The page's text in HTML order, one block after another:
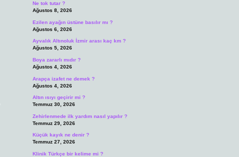
Ne tok tutar ?
Ağustos 8, 2026
Ezilen ayağın üstüne basılır mı ?
Ağustos 6, 2026
Ayvalık Altınoluk İzmir arası kaç km ?
Ağustos 5, 2026
Boya zararlı mıdır ?
Ağustos 4, 2026
Arapça izafet ne demek ?
Ağustos 4, 2026
Altın ısıyı geçirir mi ?
Temmuz 30, 2026
Zehirlenmede ilk yardım nasıl yapılır ?
Temmuz 29, 2026
Küçük kayık ne denir ?
Temmuz 27, 2026
Klinik Türkçe bir kelime mi ?